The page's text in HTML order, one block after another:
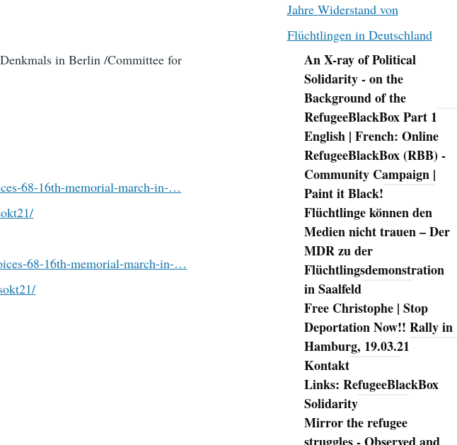
in Berlin /Committee for
68-16th-memorial-march-in-…
68-16th-memorial-march-in-…
Jahre Widerstand von
Flüchtlingen in Deutschland
Navigation
An X-ray of Political
Solidarity - on the
Background of the
RefugeeBlackBox Part 1
English | French: Online
RefugeeBlackBox (RBB) -
Community Campaign |
Paint it Black!
Flüchtlinge können den
Medien nicht trauen – Der
MDR zu der
Flüchtlingsdemonstration
in Saalfeld
Free Christophe | Stop
Deportation Now!! Rally in
Hamburg, 19.03.21
Kontakt
Links: RefugeeBlackBox
Solidarity
Mirror the refugee